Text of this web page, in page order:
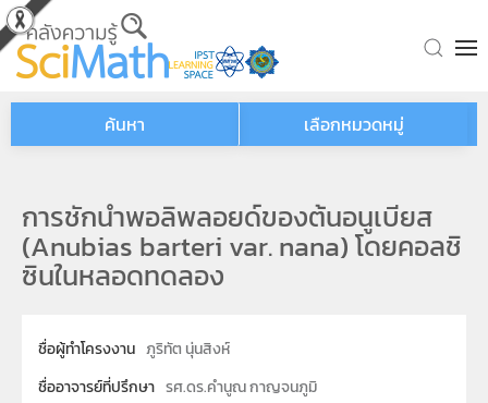
Skip to main content
ค้นหา เลือกหมวดหมู่
การชักนำพอลิพลอยด์ของต้นอนูเบียส
(Anubias barteri var. nana) โดยคอลชิ
ซินในหลอดทดลอง
ชื่อผู้ทำโครงงาน ภูริทัต นุ่นสิงห์
ชื่ออาจารย์ที่ปรึกษา รศ.ดร.คำนูณ กาญจนภูมิ